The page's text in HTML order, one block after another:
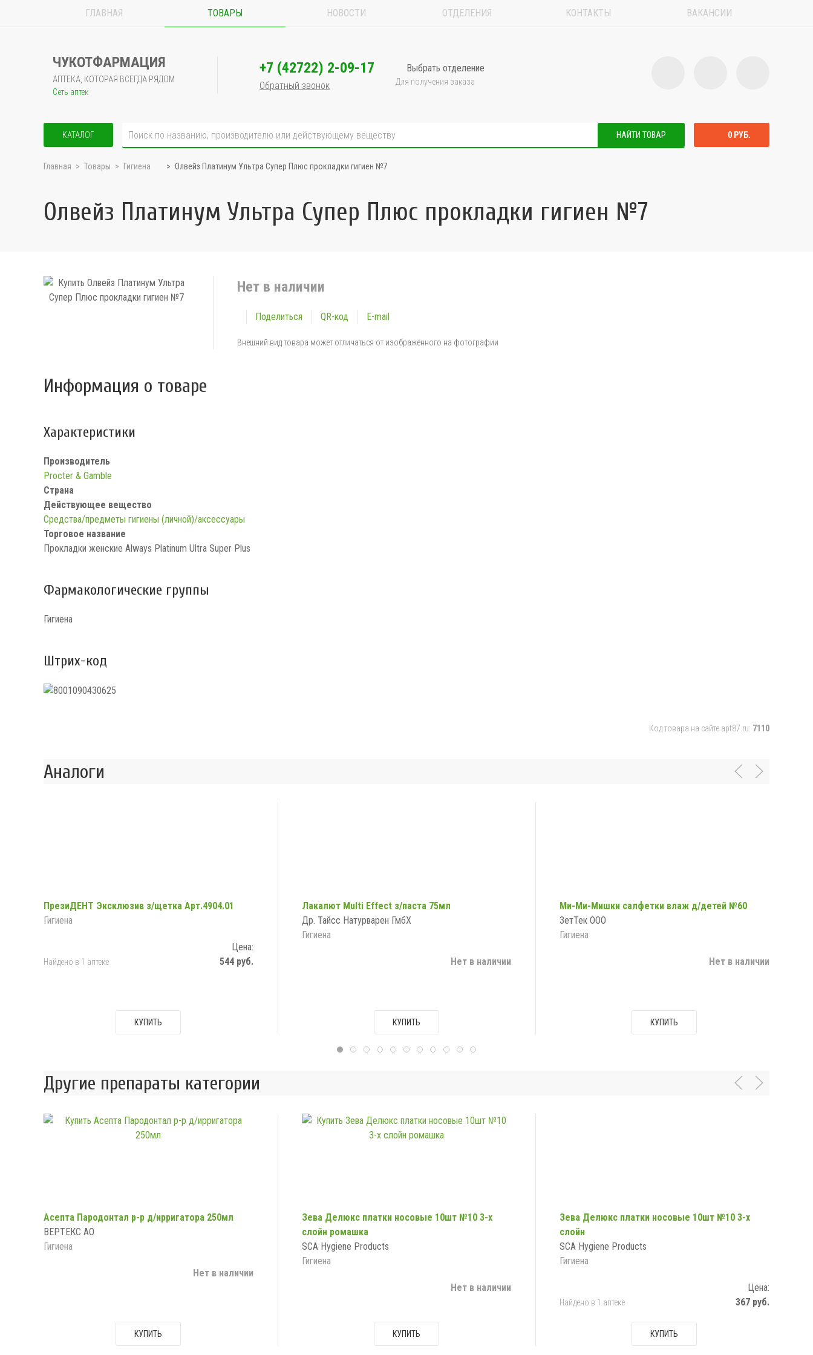
ГЛАВНАЯ ТОВАРЫ НОВОСТИ ОТДЕЛЕНИЯ КОНТАКТЫ ВАКАНСИИ
ЧУКОТФАРМАЦИЯ
АПТЕКА, КОТОРАЯ ВСЕГДА РЯДОМ
Сеть аптек
+7 (42722) 2-09-17
Обратный звонок
Выбрать отделение
Для получения заказа
КАТАЛОГ НАЙТИ ТОВАР 0 РУБ.
Главная Товары Гигиена Олвейз Платинум Ультра Супер Плюс прокладки гигиен №7
Олвейз Платинум Ультра Супер Плюс прокладки гигиен №7
Нет в наличии
Поделиться QR-код E-mail
Внешний вид товара может отличаться от изображённого на фотографии
Информация о товаре
Характеристики
Производитель
Procter & Gamble
Страна
Действующее вещество
Средства/предметы гигиены (личной)/аксессуары
Торговое название
Прокладки женские Always Platinum Ultra Super Plus
Фармакологические группы
Гигиена
Штрих-код
Код товара на сайте apt87.ru: 7110
Аналоги
ПрезиДЕНТ Эксклюзив з/щетка Арт.4904.01
Гигиена
Цена:
Найдено в 1 аптеке 544 руб.
КУПИТЬ
Лакалют Multi Effect з/паста 75мл
Др. Тайсс Натурварен ГмбХ
Гигиена
Нет в наличии
КУПИТЬ
Ми-Ми-Мишки салфетки влаж д/детей №60
ЗетТек ООО
Гигиена
Нет в наличии
КУПИТЬ
Другие препараты категории
Асепта Пародонтал р-р д/ирригатора 250мл
ВЕРТЕКС АО
Гигиена
Нет в наличии
КУПИТЬ
Зева Делюкс платки носовые 10шт №10 3-х
слойн ромашка
SCA Hygiene Products
Гигиена
Нет в наличии
КУПИТЬ
Зева Делюкс платки носовые 10шт №10 3-х
слойн
SCA Hygiene Products
Гигиена
Цена:
Найдено в 1 аптеке 367 руб.
КУПИТЬ